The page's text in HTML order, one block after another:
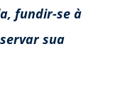
fundir-se à
sua